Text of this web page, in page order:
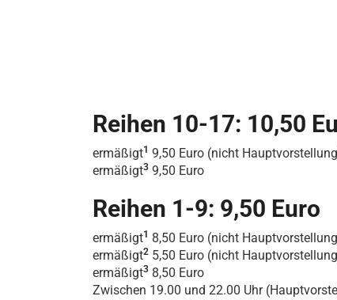
Reihen 10-17: 10,50
ermäßigt1 9,50 Euro (nicht
ermäßigt3 9,50 Euro
Reihen 1-9: 9,50 Euro
ermäßigt1 8,50 Euro (nicht
ermäßigt2 5,50 Euro (nicht
ermäßigt3 8,50 Euro
Zwischen 19.00 und 22.00 Uhr